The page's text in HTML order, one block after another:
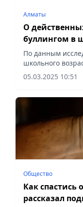
Алматы
О
буллингом в
По данным
школьного
проведенного
время от
05.03.2025 10:51
Общество
Как спастись
рассказал